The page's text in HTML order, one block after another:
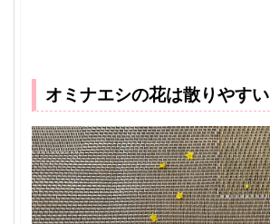
オミナエシの花は散りやすい